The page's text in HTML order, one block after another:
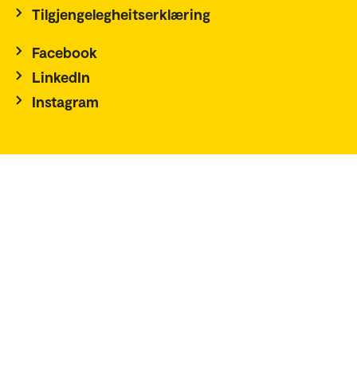
Tilgjengelegheitserklæring
Facebook
LinkedIn
Instagram